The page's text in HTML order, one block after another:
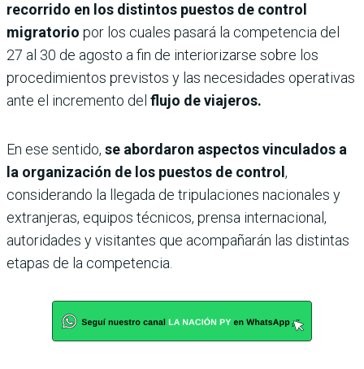
recorrido en los distintos puestos de control
migratorio por los cuales pasará la competencia del
27 al 30 de agosto a fin de interiorizarse sobre los
procedimientos previstos y las necesidades operativas
ante el incremento del flujo de viajeros.
En ese sentido, se abordaron aspectos vinculados a
la organización de los puestos de control ,
considerando la llegada de tripulaciones nacionales y
extranjeras, equipos técnicos, prensa internacional,
autoridades y visitantes que acompañarán las distintas
etapas de la competencia.